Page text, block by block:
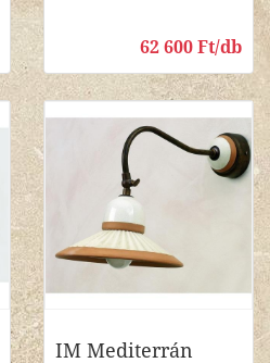
62 600 Ft/db
IM Mediterrán